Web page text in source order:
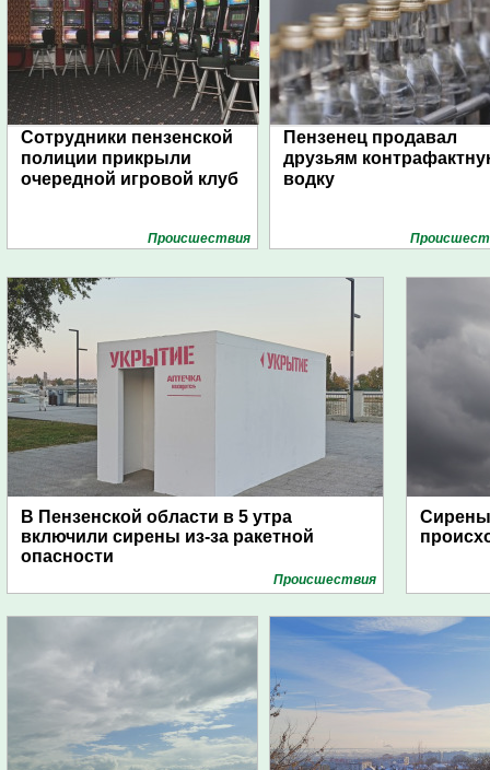
Сотрудники пензенской
полиции прикрыли
очередной игровой клуб
Проиcшествия
Пензенец продавал
друзьям
водку
В Пензенской области в 5 утра
включили сирены из-за ракетной
опасности
Проиcшествия
Сирены